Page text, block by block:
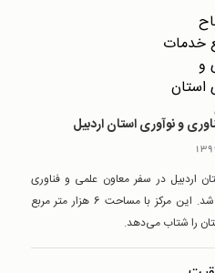
و نوآوری استان اردبیل
اردبیل در سفر معاون علمی و فناوری
رئیس جمهوری به این استان افتتاح شد. این مرکز با مساحت 6 هزار متر مربع
را شتاب می‌دهد.